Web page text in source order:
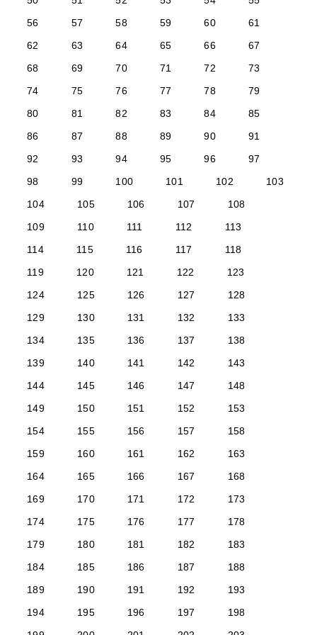
56
57 58 59 60
61
62
63 64 65 66
67
68
69 70 71 72
73
74
75 76 77 78
79
80
81 82 83 84
85
86
87 88 89 90
91
92
93 94 95 96
97
98
99 100 101 102
103
104
105 106 107
108
109
110 111 112
113
114
115 116 117
118
119
120 121 122
123
124
125 126 127
128
129
130 131 132
133
134
135 136 137
138
139
140 141 142
143
144
145 146 147
148
149
150 151 152
153
154
155 156 157
158
159
160 161 162
163
164
165 166 167
168
169
170 171 172
173
174
175 176 177
178
179
180 181 182
183
184
185 186 187
188
189
190 191 192
193
194
195 196 197
198